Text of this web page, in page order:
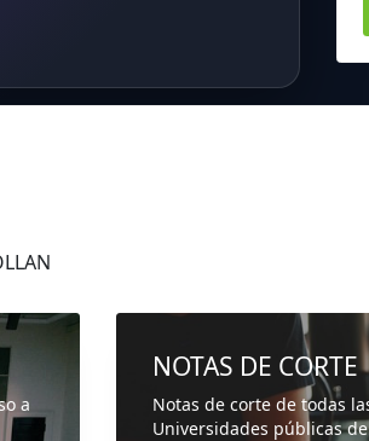
a
NOTAS DE CORTE
Notas de corte de todas
Universidades públicas